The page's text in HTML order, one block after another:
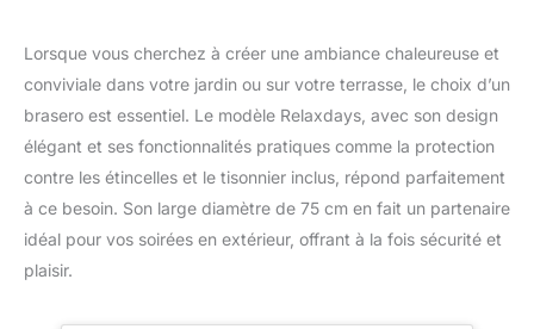
Lorsque vous cherchez à créer une ambiance chaleureuse et
conviviale dans votre jardin ou sur votre terrasse, le choix d’un
brasero est essentiel. Le modèle Relaxdays, avec son design
élégant et ses fonctionnalités pratiques comme la protection
contre les étincelles et le tisonnier inclus, répond parfaitement
à ce besoin. Son large diamètre de 75 cm en fait un partenaire
idéal pour vos soirées en extérieur, offrant à la fois sécurité et
plaisir.